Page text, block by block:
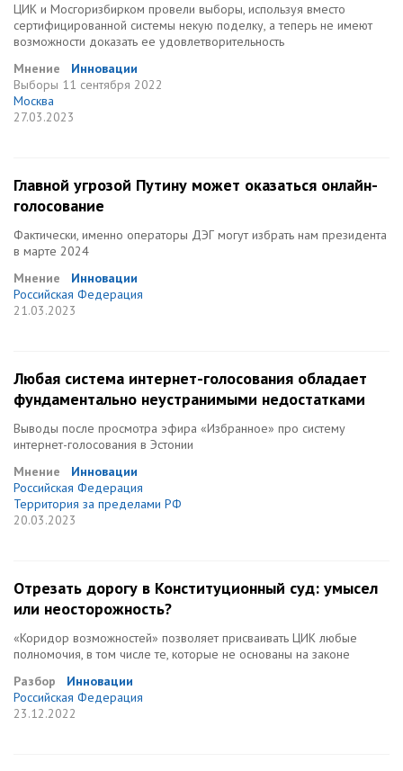
ЦИК и Мосгоризбирком провели выборы, используя вместо
сертифицированной системы некую поделку, а теперь не имеют
возможности доказать ее удовлетворительность
Мнение
Инновации
Выборы 11 сентября 2022
Москва
27.03.2023
Главной угрозой Путину может оказаться онлайн-
голосование
Фактически, именно операторы ДЭГ могут избрать нам президента
в марте 2024
Мнение
Инновации
Российская Федерация
21.03.2023
Любая система интернет-голосования обладает
фундаментально неустранимыми недостатками
Выводы после просмотра эфира «Избранное» про систему
интернет-голосования в Эстонии
Мнение
Инновации
Российская Федерация
Территория за пределами РФ
20.03.2023
Отрезать дорогу в Конституционный суд: умысел
или неосторожность?
«Коридор возможностей» позволяет присваивать ЦИК любые
полномочия, в том числе те, которые не основаны на законе
Разбор
Инновации
Российская Федерация
23.12.2022